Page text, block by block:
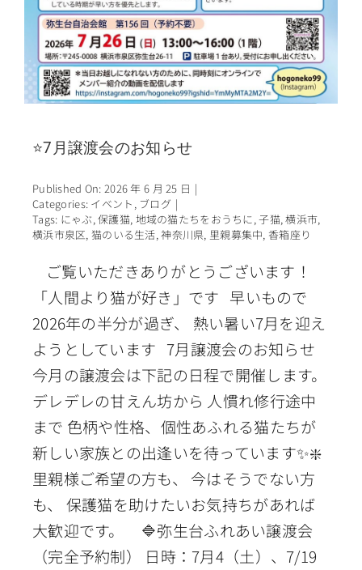
⭐7月譲渡会のお知らせ
Published On: 2026 年 6 月 25 日 |
Categories: イベント , ブログ |
Tags: にゃぶ,保護猫, 地域の猫たちをおうちに,子猫,横浜市,
横浜市泉区, 猫のいる生活,神奈川県, 里親募集中,香箱座り
ご覧いただきありがとうございます！
「人間より猫が好き」です 早いもので
2026年の半分が過ぎ、 熱い暑い7月を迎え
ようとしています 7月譲渡会のお知らせ
今月の譲渡会は下記の日程で開催します。
デレデレの甘えん坊から 人慣れ修行途中
まで 色柄や性格、個性あふれる猫たちが
新しい家族との出逢いを待っています✨❇️
里親様ご希望の方も、 今はそうでない方
も、 保護猫を助けたいお気持ちがあれば
大歓迎です。 🔷弥生台ふれあい譲渡会
（完全予約制） 日時：7月4（土）、7/19